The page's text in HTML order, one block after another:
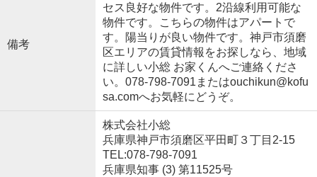
備考
セス良好な物件です。2沿線利用可能な
物件です。こちらの物件はアパートで
す。陽当りが良い物件です。神戸市須磨
区エリアの賃貸情報をお探しなら、地域
に詳しい小総 お家くんへご連絡くださ
い。078-798-7091またはouchikun@kofu
sa.comへお気軽にどうぞ。
株式会社小総
兵庫県神戸市須磨区平田町３丁目2-15
TEL:078-798-7091
兵庫県知事 (3) 第11525号